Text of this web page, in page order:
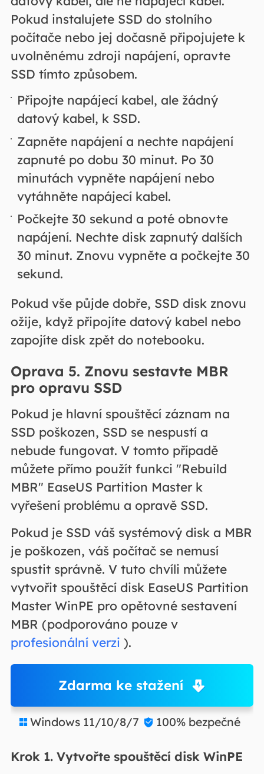
Pokud instalujete SSD do stolního
počítače nebo jej dočasně připojujete k
uvolněnému zdroji napájení, opravte
SSD tímto způsobem.
Připojte napájecí kabel, ale žádný
datový kabel, k SSD.
Zapněte napájení a nechte napájení
zapnuté po dobu 30 minut. Po 30
minutách vypněte napájení nebo
vytáhněte napájecí kabel.
Počkejte 30 sekund a poté obnovte
napájení. Nechte disk zapnutý dalších
30 minut. Znovu vypněte a počkejte 30
sekund.
Pokud vše půjde dobře, SSD disk znovu
ožije, když připojíte datový kabel nebo
zapojíte disk zpět do notebooku.
Oprava 5. Znovu sestavte MBR
pro opravu SSD
Pokud je hlavní spouštěcí záznam na
SSD poškozen, SSD se nespustí a
nebude fungovat. V tomto případě
můžete přímo použít funkci "Rebuild
MBR" EaseUS Partition Master k
vyřešení problému a opravě SSD.
Pokud je SSD váš systémový disk a MBR
je poškozen, váš počítač se nemusí
spustit správně. V tuto chvíli můžete
vytvořit spouštěcí disk EaseUS Partition
Master WinPE pro opětovné sestavení
MBR (podporováno pouze v
profesionální verzi ).
Zdarma ke stažení
 Windows 11/10/8/7  100% bezpečné
Krok 1. Vytvořte spouštěcí disk WinPE